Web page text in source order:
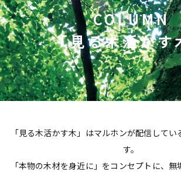
COLUMN
「見る木活かす
「見る木活かす木」はマルホンが配信して
す。
「本物の木材を身近に」をコンセプトに、